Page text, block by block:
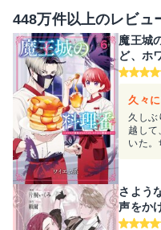
448万件以上のレビュ
魔王城
ど、ホ
久々
久しぶ
越して
いた。
さよう
声をか